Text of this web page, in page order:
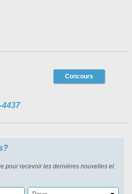
Concours
4437
pour recevoir les dernières nouvelles et